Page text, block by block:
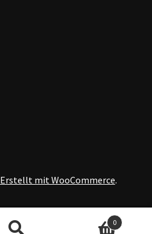
Erstellt mit WooCommerce.
0